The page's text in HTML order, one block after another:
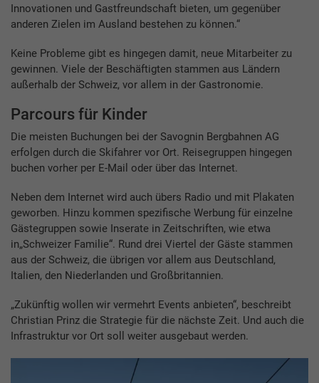
Innovationen und Gastfreundschaft bieten, um gegenüber
anderen Zielen im Ausland bestehen zu können.“
Keine Probleme gibt es hingegen damit, neue Mitarbeiter zu
gewinnen. Viele der Beschäftigten stammen aus Ländern
außerhalb der Schweiz, vor allem in der Gastronomie.
Parcours für Kinder
Die meisten Buchungen bei der Savognin Bergbahnen AG
erfolgen durch die Skifahrer vor Ort. Reisegruppen hingegen
buchen vorher per E-Mail oder über das Internet.
Neben dem Internet wird auch übers Radio und mit Plakaten
geworben. Hinzu kommen spezifische Werbung für einzelne
Gästegruppen sowie Inserate in Zeitschriften, wie etwa
in„Schweizer Familie“. Rund drei Viertel der Gäste stammen
aus der Schweiz, die übrigen vor allem aus Deutschland,
Italien, den Niederlanden und Großbritannien.
„Zukünftig wollen wir vermehrt Events anbieten“, beschreibt
Christian Prinz die Strategie für die nächste Zeit. Und auch die
Infrastruktur vor Ort soll weiter ausgebaut werden.